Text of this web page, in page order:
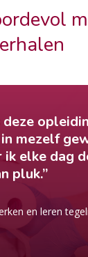
mezelf
ik elke dag
pluk.”
en leren